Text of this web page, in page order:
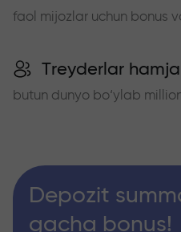
faol mijozlar uchun bonus
Treyderlar
butun dunyo bo‘ylab
Depozit
gacha bonus!